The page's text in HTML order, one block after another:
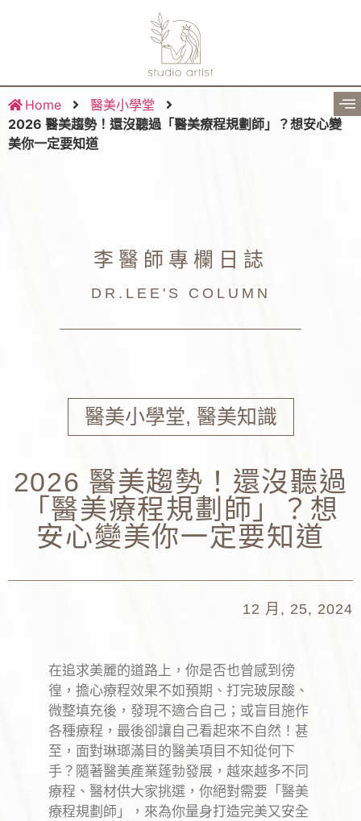
Home
醫美小學堂
2026 醫美趨勢！還沒聽過「醫美療程規劃師」？想安心變
美你一定要知道
李醫師專欄日誌
DR.LEE'S COLUMN
醫美小學堂, 醫美知識
2026 醫美趨勢！還沒聽過
「醫美療程規劃師」？想
安心變美你一定要知道
12 月, 25, 2024
在追求美麗的道路上，你是否也曾感到徬
徨，擔心療程效果不如預期、打完玻尿酸、
微整填充後，發現不適合自己；或盲目施作
各種療程，最後卻讓自己看起來不自然！甚
至，面對琳瑯滿目的醫美項目不知從何下
手？隨著醫美產業蓬勃發展，越來越多不同
療程、醫材供大家挑選，你絕對需要「醫美
療程規劃師」，來為你量身打造完美又安全